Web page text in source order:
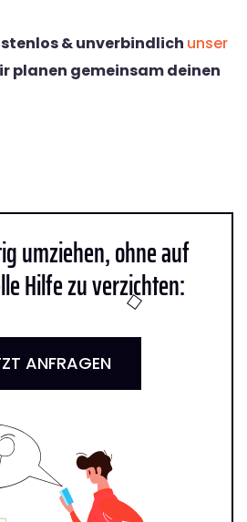
& unverbindlich unser
planen gemeinsam deinen
umziehen, ohne auf
Hilfe zu verzichten:
ANFRAGEN